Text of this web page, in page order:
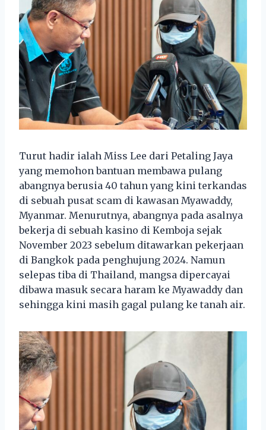
Turut hadir ialah Miss Lee dari Petaling Jaya
yang memohon bantuan membawa pulang
abangnya berusia 40 tahun yang kini terkandas
di sebuah pusat scam di kawasan Myawaddy,
Myanmar. Menurutnya, abangnya pada asalnya
bekerja di sebuah kasino di Kemboja sejak
November 2023 sebelum ditawarkan pekerjaan
di Bangkok pada penghujung 2024. Namun
selepas tiba di Thailand, mangsa dipercayai
dibawa masuk secara haram ke Myawaddy dan
sehingga kini masih gagal pulang ke tanah air.